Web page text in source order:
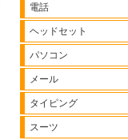
電話
ヘッドセット
パソコン
メール
タイピング
スーツ